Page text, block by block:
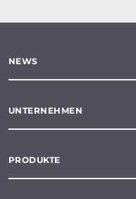
NEWS
UNTERNEHMEN
PRODUKTE